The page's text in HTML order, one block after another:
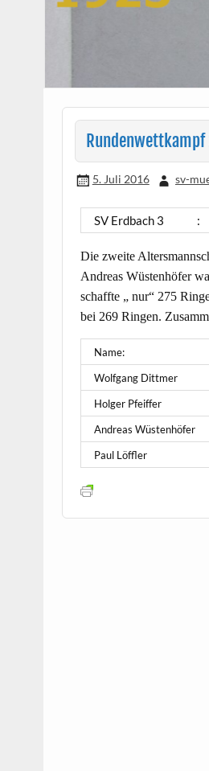
Rundenwettkampf
5. Juli 2016 sv-
SV Erdbach 3 :
Die zweite
Andreas Wüstenhöfer
schaffte „ nur“ 275
bei 269 Ringen.
Name:
Wolfgang Dittmer
Holger Pfeiffer
Andreas Wüstenhöfer
Paul Löffler